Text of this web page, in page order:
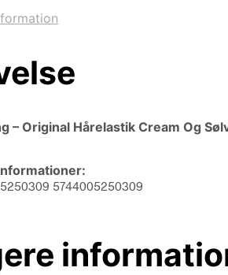
– Original Hårelastik Cream Og
5744005250309